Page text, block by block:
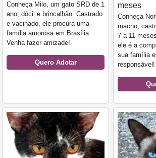
Conheça Milo, um gato SRD de 1
ano, dócil e brincalhão. Castrado
e vacinado, ele procura uma
família amorosa em Brasília.
Venha fazer amizade!
Quero Adotar
meses
Conheça
macho,
7 a 11
ele é a
sua família
responsável!